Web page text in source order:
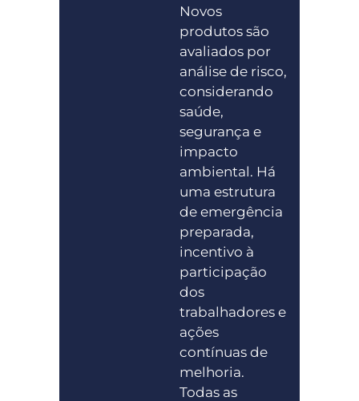
Novos
produtos são
avaliados por
análise de risco,
considerando
saúde,
segurança e
impacto
ambiental. Há
uma estrutura
de emergência
preparada,
incentivo à
participação
dos
trabalhadores e
ações
contínuas de
melhoria.
Todas as